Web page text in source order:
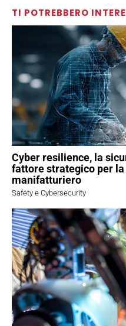
TI POTREBBERO
Cyber resilience, la
fattore strategico per
manifatturiero
Safety e Cybersecurity